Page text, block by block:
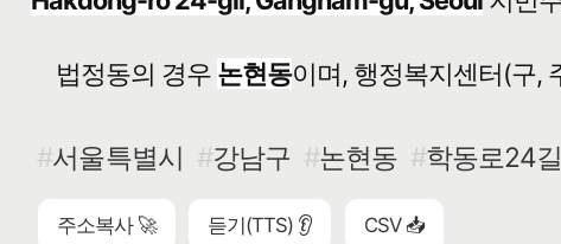
법정동의 경우 논현동이며, 행정복지센터(구,
서울특별시 강남구 논현동 학동로24
주소복사 🚀 듣기(TTS) 👂 CSV 📥